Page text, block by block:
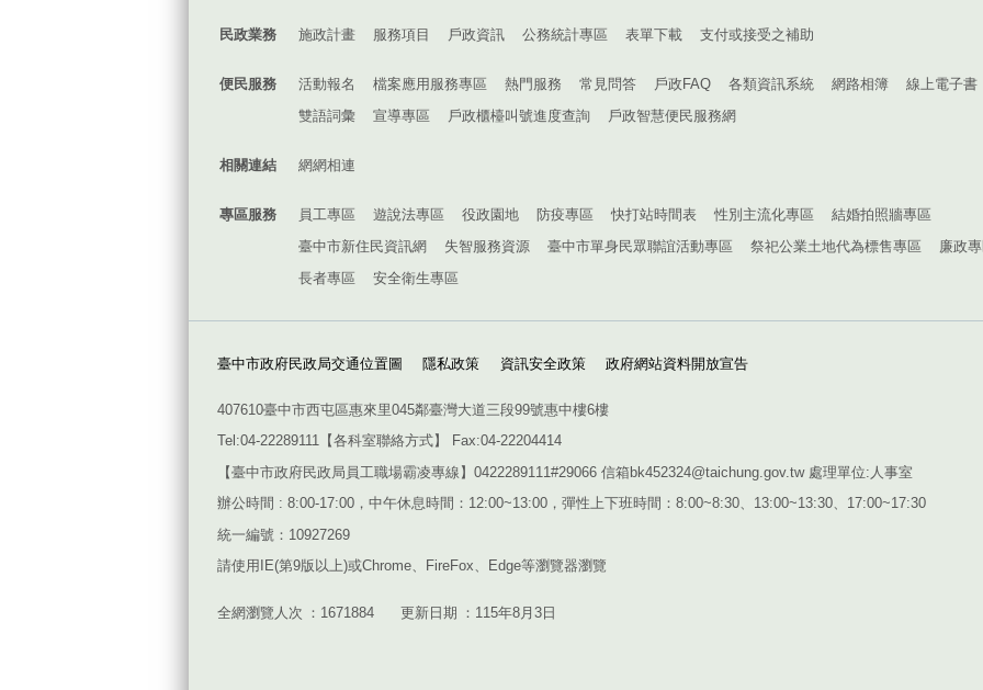
民政業務 施政計畫 服務項目 戶政資訊 公務統計專區 表單下載 支付或接受之補助
便民服務 活動報名 檔案應用服務專區 熱門服務 常見問答 戶政FAQ 各類資訊系統 網路相簿
線上電子書
雙語詞彙
宣導專區 戶政櫃檯叫號進度查詢 戶政智慧便民服務網
相關連結 網網相連
專區服務 員工專區 遊說法專區 役政園地 防疫專區 快打站時間表 性別主流化專區
結婚拍照牆專區
臺中市新住民資訊網
失智服務資源 臺中市單身民眾聯誼活動專區 祭祀公業土地代為標售專區
廉政
長者專區
安全衛生專區
臺中市政府民政局交通位置圖 隱私政策 資訊安全政策 政府網站資料開放宣告
407610臺中市西屯區惠來里045鄰臺灣大道三段99號惠中樓6樓
Tel:04-22289111【各科室聯絡方式】 Fax:04-22204414
【臺中市政府民政局員工職場霸凌專線】0422289111#29066 信箱bk452324@taichung.gov.tw 處理單位:人事室
辦公時間 : 8:00-17:00，中午休息時間：12:00~13:00，彈性上下班時間：8:00~8:30、13:00~13:30、17:00~17:30
統一編號：10927269
請使用 IE(第9版以上)或Chrome、 FireFox、 Edge等瀏覽器瀏覽
全網瀏覽人次 1671884 更新日期 115年8月3日